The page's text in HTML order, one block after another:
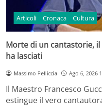
Articoli Cronaca Cultura
Morte di un cantastorie,
ha lasciati
Massimo Pelliccia Ago 6, 2026
Il Maestro Francesco
estingue il vero